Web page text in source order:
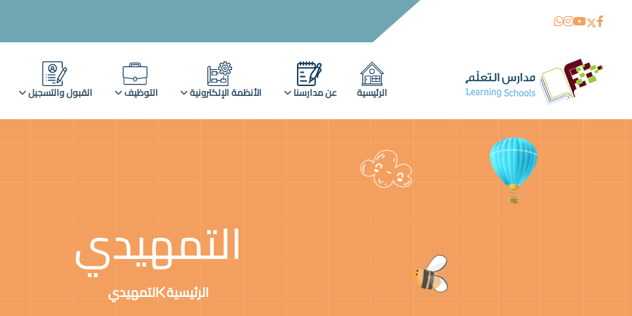
الرئيسية عن مدارسنا الأنظمة الإلكترونية التوظيف القبول والتسجيل
التمهيدي
الرئيسية التمهيدي